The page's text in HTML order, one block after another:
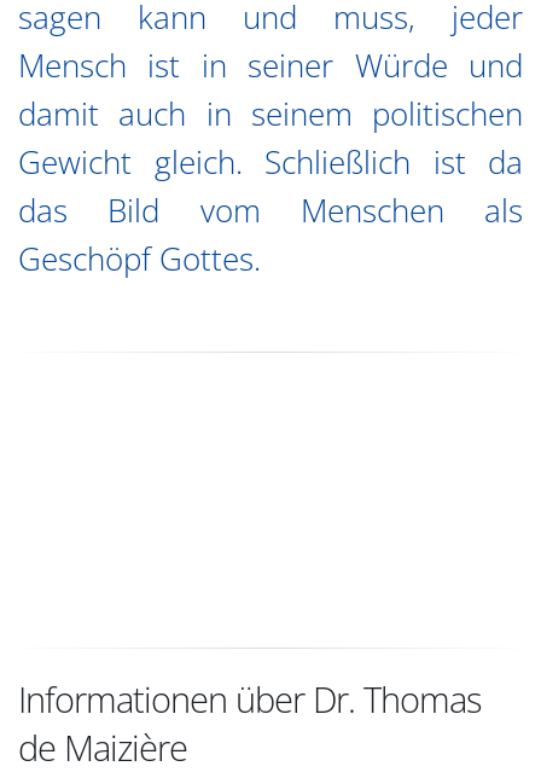
sagen kann und muss, jeder
Mensch ist in seiner Würde und
damit auch in seinem politischen
Gewicht gleich. Schließlich ist da
das Bild vom Menschen als
Geschöpf Gottes.
Informationen über Dr. Thomas
de Maizière